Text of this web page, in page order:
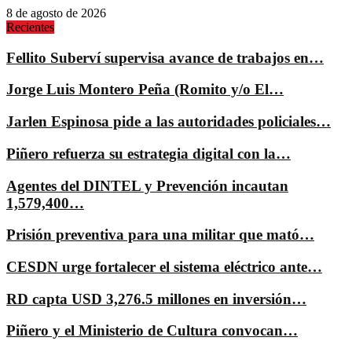
8 de agosto de 2026
Recientes
Fellito Suberví supervisa avance de trabajos en…
Jorge Luis Montero Peña (Romito y/o El…
Jarlen Espinosa pide a las autoridades policiales…
Piñero refuerza su estrategia digital con la…
Agentes del DINTEL y Prevención incautan
1,579,400…
Prisión preventiva para una militar que mató…
CESDN urge fortalecer el sistema eléctrico ante…
RD capta USD 3,276.5 millones en inversión…
Piñero y el Ministerio de Cultura convocan…